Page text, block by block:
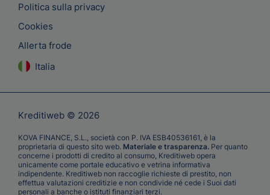
Politica sulla privacy
Cookies
Allerta frode
Italia
Kreditiweb © 2026
KOVA FINANCE, S.L., società con P. IVA ESB40536161, è la
proprietaria di questo sito web. Materiale e trasparenza. Per quanto
concerne i prodotti di credito al consumo, Kreditiweb opera
unicamente come portale educativo e vetrina informativa
indipendente. Kreditiweb non raccoglie richieste di prestito, non
effettua valutazioni creditizie e non condivide né cede i Suoi dati
personali a banche o istituti finanziari terzi.